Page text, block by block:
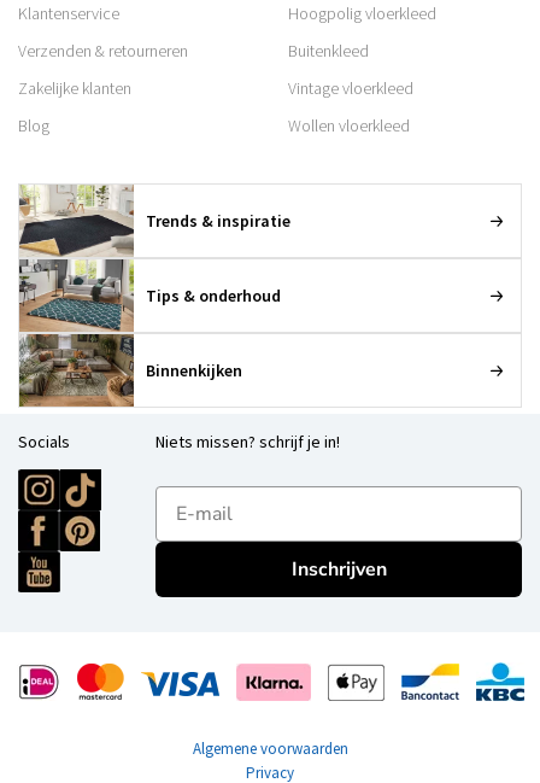
Klantenservice
Verzenden & retourneren
Zakelijke klanten
Blog
Hoogpolig vloerkleed
Buitenkleed
Vintage vloerkleed
Wollen vloerkleed
Trends & inspiratie
Tips & onderhoud
Binnenkijken
Socials Niets missen? schrijf je in!
E-mailadres
Inschrijven
Algemene voorwaarden
Privacy